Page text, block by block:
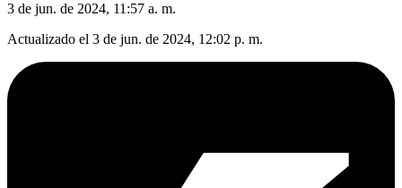
3 de jun. de 2024, 11:57 a. m.
Actualizado el 3 de jun. de 2024, 12:02 p. m.